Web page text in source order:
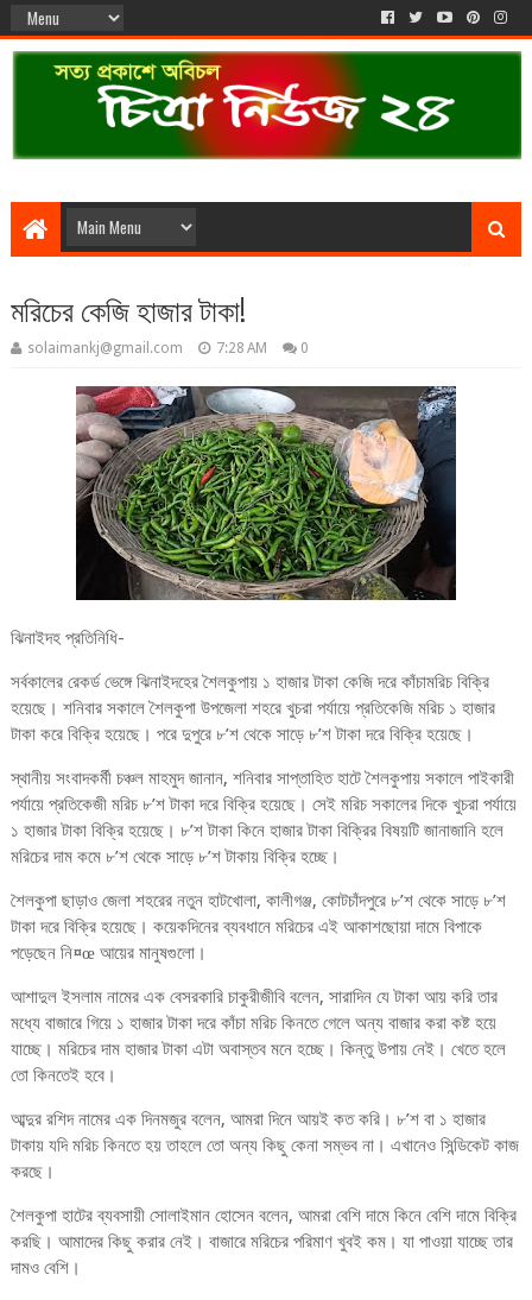
মরিচের কেজি হাজার টাকা!
solaimankj@gmail.com 7:28 AM 0
ঝিনাইদহ প্রতিনিধি-
সর্বকালের রেকর্ড ভেঙ্গে ঝিনাইদহের শৈলকুপায় ১ হাজার টাকা কেজি দরে কাঁচামরিচ বিক্রি
হয়েছে। শনিবার সকালে শৈলকুপা উপজেলা শহরে খুচরা পর্যায়ে প্রতিকেজি মরিচ ১ হাজার
টাকা করে বিক্রি হয়েছে। পরে দুপুরে ৮’শ থেকে সাড়ে ৮’শ টাকা দরে বিক্রি হয়েছে।
স্থানীয় সংবাদকর্মী চঞ্চল মাহমুদ জানান, শনিবার সাপ্তাহিত হাটে শৈলকুপায় সকালে পাইকারী
পর্যায়ে প্রতিকেজী মরিচ ৮’শ টাকা দরে বিক্রি হয়েছে। সেই মরিচ সকালের দিকে খুচরা পর্যায়ে
১ হাজার টাকা বিক্রি হয়েছে। ৮’শ টাকা কিনে হাজার টাকা বিক্রির বিষয়টি জানাজানি হলে
মরিচের দাম কমে ৮’শ থেকে সাড়ে ৮’শ টাকায় বিক্রি হচ্ছে।
শৈলকুপা ছাড়াও জেলা শহরের নতুন হাটখোলা, কালীগঞ্জ, কোটচাঁদপুরে ৮’শ থেকে সাড়ে ৮’শ
টাকা দরে বিক্রি হয়েছে। কয়েকদিনের ব্যবধানে মরিচের এই আকাশছোয়া দামে বিপাকে
পড়েছেন নি¤œ আয়ের মানুষগুলো।
আশাদুল ইসলাম নামের এক বেসরকারি চাকুরীজীবি বলেন, সারাদিন যে টাকা আয় করি তার
মধ্যে বাজারে গিয়ে ১ হাজার টাকা দরে কাঁচা মরিচ কিনতে গেলে অন্য বাজার করা কষ্ট হয়ে
যাচ্ছে। মরিচের দাম হাজার টাকা এটা অবাস্তব মনে হচ্ছে। কিন্তু উপায় নেই। খেতে হলে
তো কিনতেই হবে।
আব্দুর রশিদ নামের এক দিনমজুর বলেন, আমরা দিনে আয়ই কত করি। ৮’শ বা ১ হাজার
টাকায় যদি মরিচ কিনতে হয় তাহলে তো অন্য কিছু কেনা সম্ভব না। এখানেও সিন্ডিকেট কাজ
করছে।
শৈলকুপা হাটের ব্যবসায়ী সোলাইমান হোসেন বলেন, আমরা বেশি দামে কিনে বেশি দামে বিক্রি
করছি। আমাদের কিছু করার নেই। বাজারে মরিচের পরিমাণ খুবই কম। যা পাওয়া যাচ্ছে তার
দামও বেশি।